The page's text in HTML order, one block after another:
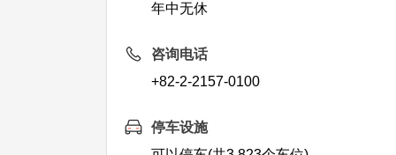
年中无休
咨询电话
+82-2-2157-0100
停车设施